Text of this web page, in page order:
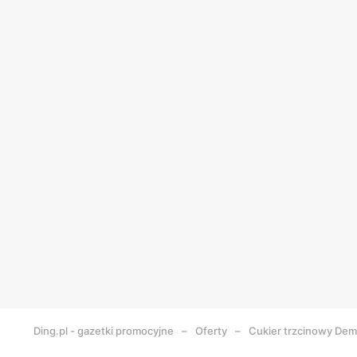
Ding.pl - gazetki promocyjne Oferty Cukier trzcinowy